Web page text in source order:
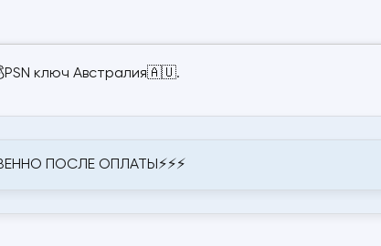
ключ Австралия🇦🇺.
ПОСЛЕ ОПЛАТЫ⚡⚡⚡